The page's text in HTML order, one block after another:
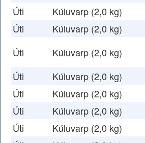
Úti
Kúluvarp (2,0 kg)
Úti
Kúluvarp (2,0 kg)
Úti
Kúluvarp (2,0 kg)
Úti
Kúluvarp (2,0 kg)
Úti
Kúluvarp (2,0 kg)
Úti
Kúluvarp (2,0 kg)
Úti
Kúluvarp (2,0 kg)